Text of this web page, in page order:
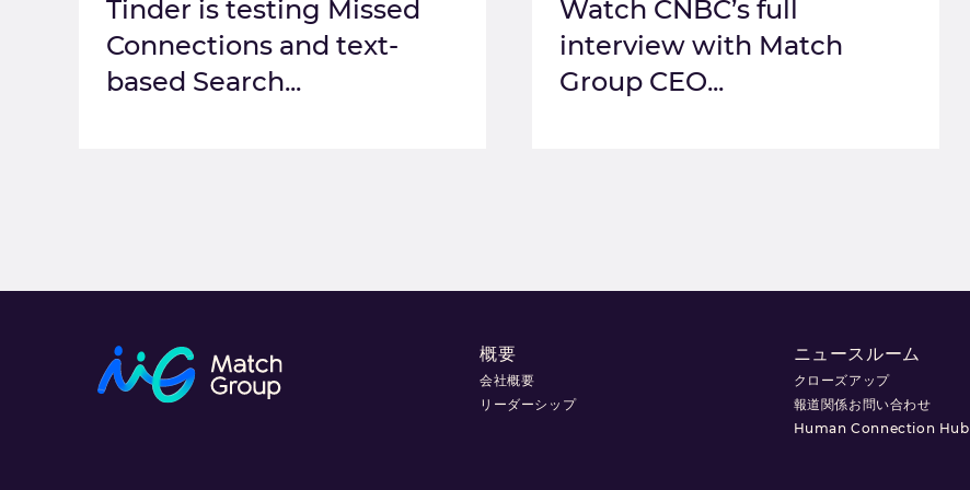
Tinder is testing Missed
Connections and text-
based Search...
Watch CNBC’s full
interview with Match
Group CEO...
概要
会社概要
リーダーシップ
ニュースルーム
クローズアップ
報道関係お問い合わせ
Human Connection Hub